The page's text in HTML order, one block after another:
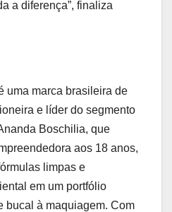
a diferença”, finaliza
uma marca brasileira de
e líder do segmento
Boschilia, que
aos 18 anos,
limpas e
em um portfólio
à maquiagem. Com